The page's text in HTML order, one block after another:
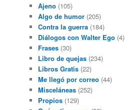
Ajeno (105)
Algo de humor (205)
Contra la guerra (184)
Diálogos con Walter Ego (4)
Frases (30)
Libro de quejas (234)
Libros Gratis (22)
Me llegó por correo (44)
Misceláneas (252)
Propios (129)